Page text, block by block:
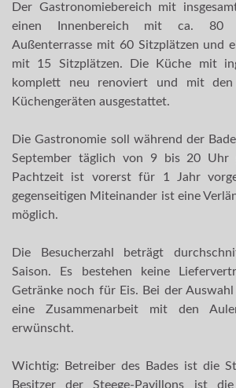
Der Gastronomiebereich mit
einen Innenbereich mit ca. 80
Außenterrasse mit 60 Sitzplätzen und
mit 15 Sitzplätzen. Die Küche mit
komplett neu renoviert und mit den
Küchengeräten ausgestattet.
Die Gastronomie soll während der
September täglich von 9 bis 20 Uhr
Pachtzeit ist vorerst für 1 Jahr
gegenseitigen Miteinander ist eine
möglich.
Die Besucherzahl beträgt
Saison. Es bestehen keine
Getränke noch für Eis. Bei der
eine Zusammenarbeit mit den
erwünscht.
Wichtig: Betreiber des Bades ist die
Besitzer der Steege-Pavillons ist